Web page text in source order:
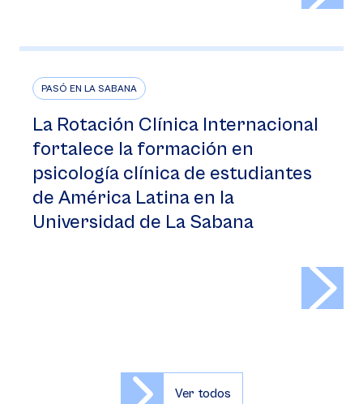
PASÓ EN LA SABANA
La Rotación Clínica Internacional
fortalece la formación en
psicología clínica de estudiantes
de América Latina en la
Universidad de La Sabana
Ver todos